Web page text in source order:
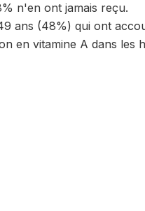
n'en ont jamais reçu.
ans (48%) qui ont
en vitamine A dans les